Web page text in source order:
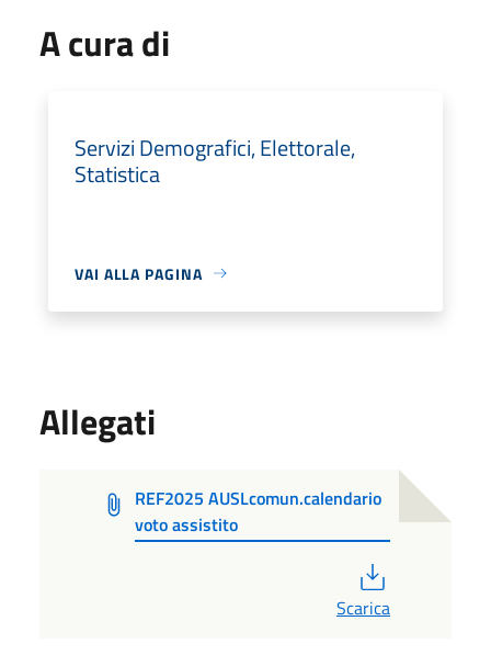
A cura di
Servizi Demografici, Elettorale,
Statistica
VAI ALLA PAGINA
Allegati
REF2025 AUSLcomun.calendario
voto assistito
Scarica